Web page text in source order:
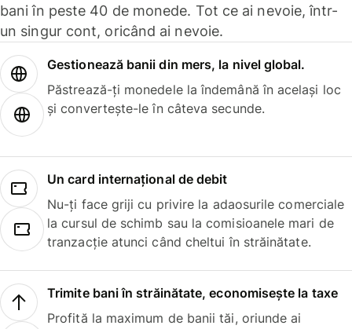
bani în peste 40 de monede. Tot ce ai nevoie, într-
un singur cont, oricând ai nevoie.
Gestionează banii din mers, la nivel global.
Păstrează-ți monedele la îndemână în același loc
și convertește-le în câteva secunde.
Un card internațional de debit
Nu-ți face griji cu privire la adaosurile comerciale
la cursul de schimb sau la comisioanele mari de
tranzacție atunci când cheltui în străinătate.
Trimite bani în străinătate, economisește la taxe
Profită la maximum de banii tăi, oriunde ai